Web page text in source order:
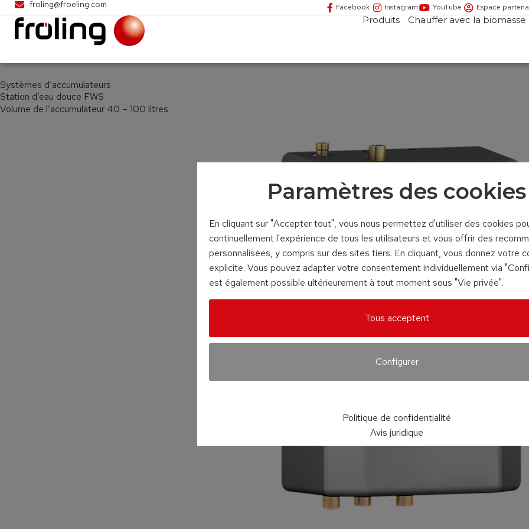
froling@froeling.com Facebook Instagram YouTube Espace
Produits Chauffer avec la biomasse
Systèmes d’accumulateurs
Station d’eau douce FWS
Volume de l’accumulateur 40 – 100 litres
Paramètres des cookies
En cliquant sur "Accepter tout", vous nous permettez d'utiliser des cookies
continuellement l'expérience de tous les utilisateurs et vous offrir des
personnalisées, y compris sur des sites tiers. En cliquant, vous donnez votre
explicite. Vous pouvez adapter votre consentement individuellement via
est également possible ultérieurement à tout moment sous "Vie privée".
Tous acceptent
Configurer
Politique de confidentialité
Avis juridique